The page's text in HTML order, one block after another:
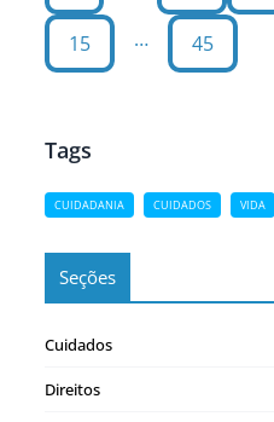
15 … 45
Tags
CUIDADANIA CUIDADOS VIDA
Seções
Cuidados
Direitos